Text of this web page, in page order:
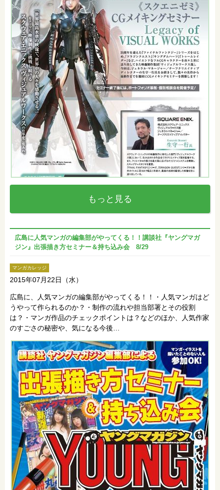
もっと見る
広島に人気マンガの編集部がやってくる！！講談社『ヤングマガ
ジン』出張描き方セミナー＆持ち込み会 8/29
マンガカレッジ
2015年07月22日（水）
広島に、人気マンガの編集部がやってくる！！・人気マンガはど
うやって作られるのか？・制作の流れや担当部署とその役割
は？・マンガ作品のチェックポイントは？などのほか、人気作家
のすごさの秘密や、気になる今後…